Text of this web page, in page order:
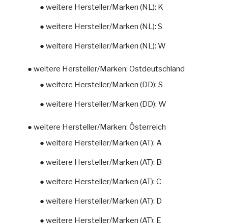
● weitere Hersteller/Marken (NL): K
● weitere Hersteller/Marken (NL): S
● weitere Hersteller/Marken (NL): W
● weitere Hersteller/Marken: Ostdeutschland
● weitere Hersteller/Marken (DD): S
● weitere Hersteller/Marken (DD): W
● weitere Hersteller/Marken: Österreich
● weitere Hersteller/Marken (AT): A
● weitere Hersteller/Marken (AT): B
● weitere Hersteller/Marken (AT): C
● weitere Hersteller/Marken (AT): D
● weitere Hersteller/Marken (AT): E